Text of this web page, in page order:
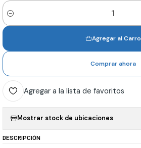
Cantidad
Agregar al Carro
Comprar ahora
Agregar a la lista de favoritos
Mostrar stock de ubicaciones
DESCRIPCIÓN